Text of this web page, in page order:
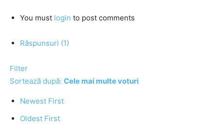
You must login to post comments
Răspunsuri (1)
Filter
Sortează după: Cele mai multe voturi
Newest First
Oldest First